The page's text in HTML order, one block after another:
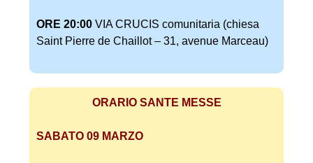
ORE 20:00 VIA CRUCIS comunitaria (chiesa
Saint Pierre de Chaillot – 31, avenue Marceau)
ORARIO SANTE MESSE
SABATO 09 MARZO